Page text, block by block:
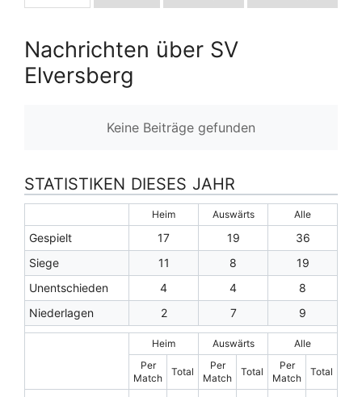
Nachrichten über SV
Elversberg
Keine Beiträge gefunden
STATISTIKEN DIESES JAHR
Heim Auswärts Alle
Gespielt 17 19
36
Siege
11 8
19
Unentschieden
4 4
8
Niederlagen
2 7 9
Heim Auswärts
Alle
Per
Match
Total
Per
Match
Total
Per
Match
Total